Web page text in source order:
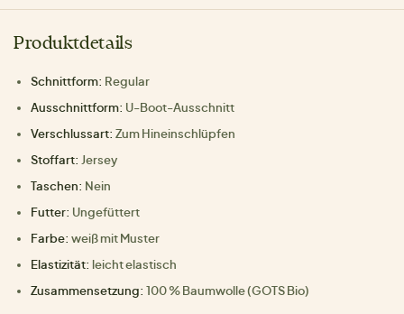
Produktdetails
Schnittform: Regular
Ausschnittform: U-Boot-Ausschnitt
Verschlussart: Zum Hineinschlüpfen
Stoffart: Jersey
Taschen: Nein
Futter: Ungefüttert
Farbe: weiß mit Muster
Elastizität: leicht elastisch
Zusammensetzung: 100 % Baumwolle (GOTS Bio)